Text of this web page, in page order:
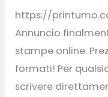
https://
Annuncio
stampe online.
formati! Per
scrivere